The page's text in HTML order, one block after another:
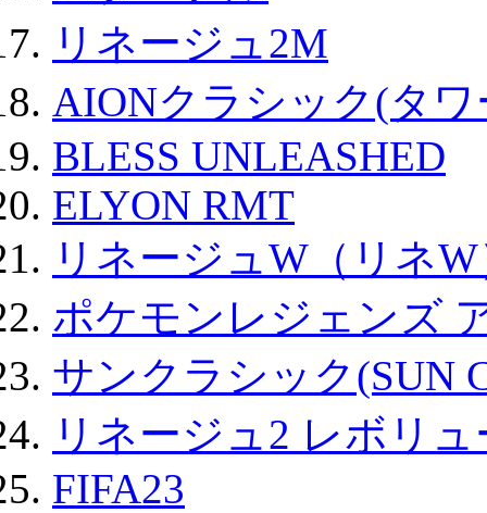
リネージュ2M
AIONクラシック(タ
BLESS UNLEASHED
ELYON RMT
リネージュW（リネ
ポケモンレジェンズ
サンクラシック(SUN
リネージュ2 レボリ
FIFA23